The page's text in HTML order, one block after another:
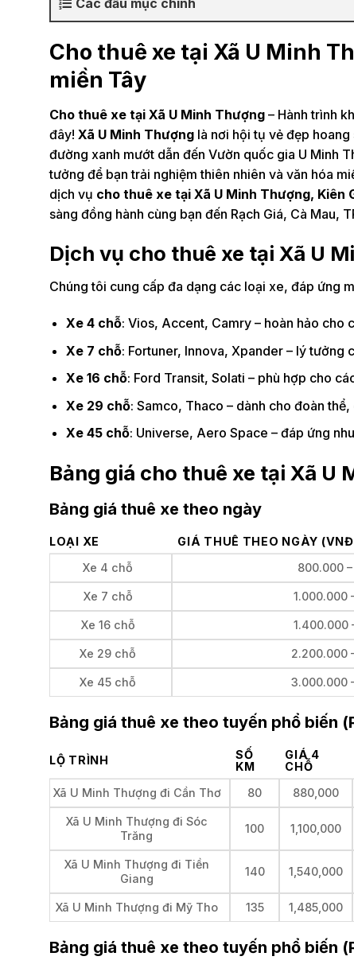
Các đầu mục chính
Cho thuê xe tại Xã U Minh
miền Tây
Cho thuê xe tại Xã U Minh Thượng – Hành trình
đây! Xã U Minh Thượng là nơi hội tụ vẻ đẹp
đường xanh mướt dẫn đến Vườn quốc gia U Minh
tưởng để bạn trải nghiệm thiên nhiên và văn hóa
dịch vụ cho thuê xe tại Xã U Minh Thượng, Kiên
sàng đồng hành cùng bạn đến Rạch Giá, Cà Mau,
Dịch vụ cho thuê xe tại Xã U
Chúng tôi cung cấp đa dạng các loại xe, đáp ứng
Xe 4 chỗ: Vios, Accent, Camry – hoàn hảo cho
Xe 7 chỗ: Fortuner, Innova, Xpander – lý tưởng
Xe 16 chỗ: Ford Transit, Solati – phù hợp cho
Xe 29 chỗ: Samco, Thaco – dành cho đoàn
Xe 45 chỗ: Universe, Aero Space – đáp ứng
Bảng giá cho thuê xe tại Xã U
Bảng giá thuê xe theo ngày
LOẠI XE GIÁ THUÊ THEO NGÀY
Xe 4 chỗ
800.000
Xe 7 chỗ 1.000.000
Xe 16 chỗ 1.400.000
Xe 29 chỗ 2.200.000
Xe 45 chỗ 3.000.000
Bảng giá thuê xe theo tuyến phổ biến
LỘ TRÌNH
SỐ
KM
GIÁ 4
CHỖ
Xã U Minh Thượng đi Cần Thơ
80 880,000
Xã U Minh Thượng đi Sóc
Trăng
100 1,100,000
Xã U Minh Thượng đi Tiền
Giang
140 1,540,000
Xã U Minh Thượng đi Mỹ Tho 135 1,485,000
Bảng giá thuê xe theo tuyến phổ biến